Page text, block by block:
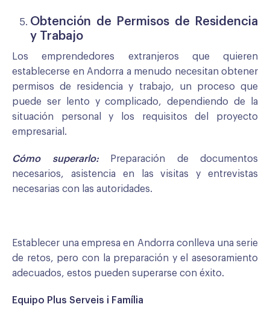
Obtención de Permisos de Residencia
y Trabajo
Los emprendedores extranjeros que quieren
establecerse en Andorra a menudo necesitan obtener
permisos de residencia y trabajo, un proceso que
puede ser lento y complicado, dependiendo de la
situación personal y los requisitos del proyecto
empresarial.
Cómo superarlo:Preparación de documentos
necesarios, asistencia en las visitas y entrevistas
necesarias con las autoridades.
Establecer una empresa en Andorra conlleva una serie
de retos, pero con la preparación y el asesoramiento
adecuados, estos pueden superarse con éxito.
Equipo Plus Serveis i Família